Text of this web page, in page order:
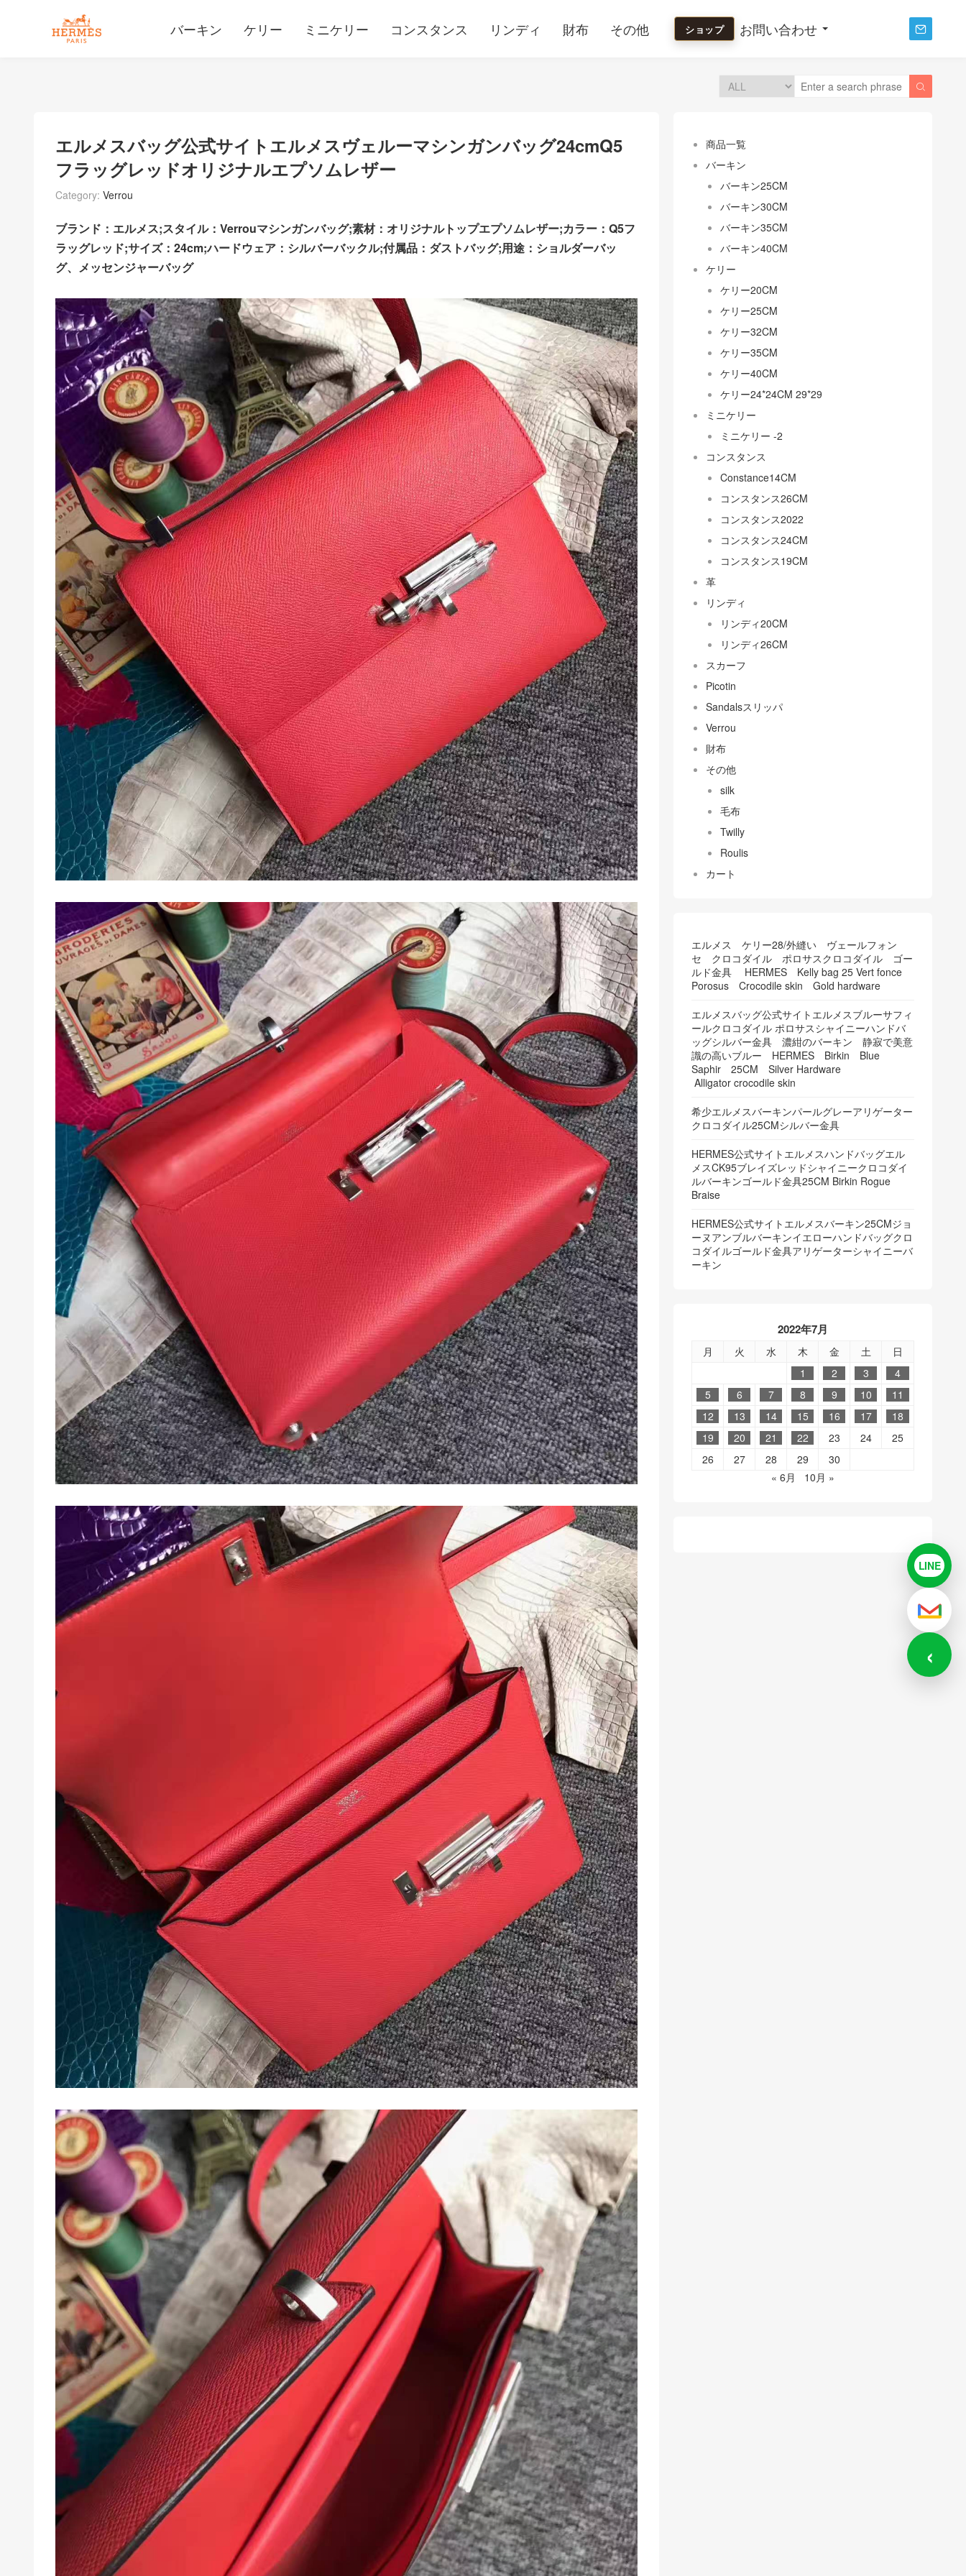
バーキン ケリー ミニケリー コンスタンス リンディ 財布 その他 ショップ お問い合わせ 

エルメスバッグ公式サイトエルメスヴェルーマシンガンバッグ24cmQ5
フラッグレッドオリジナルエプソムレザー
Category: Verrou
ブランド：エルメス;スタイル：Verrouマシンガンバッグ;素材：オリジナルトップエプソムレザー;カラー：Q5フ
ラッグレッド;サイズ：24cm;ハードウェア：シルバーバックル;付属品：ダストバッグ;用途：ショルダーバッ
グ、メッセンジャーバッグ
商品一覧
バーキン
バーキン25CM
バーキン30CM
バーキン35CM
バーキン40CM
ケリー
ケリー20CM
ケリー25CM
ケリー32CM
ケリー35CM
ケリー40CM
ケリー24*24CM 29*29
ミニケリー
ミニケリー -2
コンスタンス
Constance14CM
コンスタンス26CM
コンスタンス2022
コンスタンス24CM
コンスタンス19CM
革
リンディ
リンディ20CM
リンディ26CM
スカーフ
Picotin
Sandalsスリッパ
Verrou
財布
その他
silk
毛布
Twilly
Roulis
カート
エルメス ケリー28/外縫い ヴェールフォン
セ クロコダイル ポロサスクロコダイル ゴー
ルド金具 HERMES Kelly bag 25 Vert fonce
Porosus Crocodile skin Gold hardware
エルメスバッグ公式サイトエルメスブルーサフィ
ールクロコダイル ポロサスシャイニーハンドバ
ッグシルバー金具 濃紺のバーキン 静寂で美意
識の高いブルー HERMES Birkin Blue
Saphir 25CM Silver Hardware
Alligator crocodile skin
希少エルメスバーキンパールグレーアリゲーター
クロコダイル25CMシルバー金具
HERMES公式サイトエルメスハンドバッグエル
メスCK95ブレイズレッドシャイニークロコダイ
ルバーキンゴールド金具25CM Birkin Rogue
Braise
HERMES公式サイトエルメスバーキン25CMジョ
ーヌアンブルバーキンイエローハンドバッグクロ
コダイルゴールド金具アリゲーターシャイニーバ
ーキン
2022年7月
月 火 水 木 金 土
日
1
2 3
4
5
6 7 8 9 10
11
12
13 14 15 16 17
18
19
20 21 22 23 24
25
26
27 28 29
30
« 6月
10月 »
LINELINEで
メール
‹